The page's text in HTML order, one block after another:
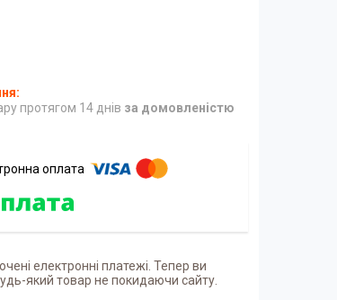
протягом 14 днів за домовленістю
електронні платежі. Тепер ви
який товар не покидаючи сайту.